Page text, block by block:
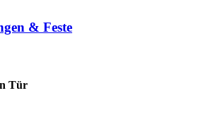
& Feste
Tür